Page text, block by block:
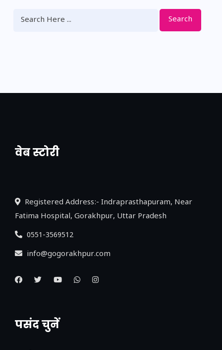
Search
वेब स्टोरी
नया एक्सप्रेसवे: पूर्वांचल का लक, डेवलपमेंट का
Registered Address:- Indraprasthapuram, Near
Fatima Hospital, Gorakhpur, Uttar Pradesh
0551-3569512
info@gogorakhpur.com
पसंद चुनें